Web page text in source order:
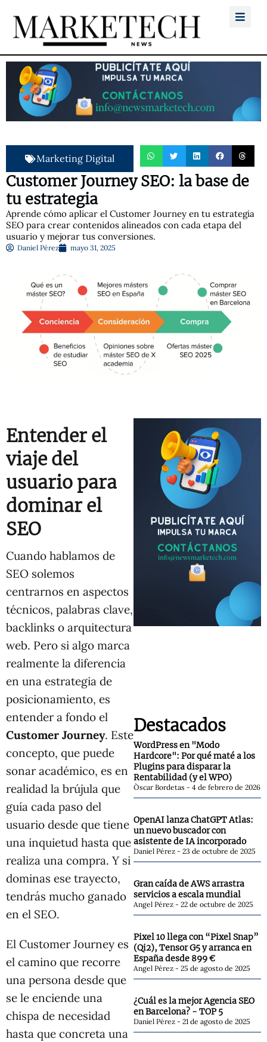
Marketing Digital
Customer Journey SEO: la base de
tu estrategia
Aprende cómo aplicar el Customer Journey en tu estrategia
SEO para crear contenidos alineados con cada etapa del
usuario y mejorar tus conversiones.
Daniel Pérez mayo 31, 2025
Entender el
viaje del
usuario para
dominar el
SEO
Cuando hablamos de
SEO solemos
centrarnos en aspectos
técnicos, palabras clave,
backlinks o arquitectura
web. Pero si algo marca
realmente la diferencia
en una estrategia de
posicionamiento, es
entender a fondo el
Customer Journey. Este
concepto, que puede
sonar académico, es en
realidad la brújula que
guía cada paso del
usuario desde que tiene
una inquietud hasta que
realiza una compra. Y si
dominas ese trayecto,
tendrás mucho ganado
en el SEO.
El Customer Journey es
el camino que recorre
una persona desde que
se le enciende una
chispa de necesidad
hasta que concreta una
Destacados
WordPress en "Modo
Hardcore": Por qué maté a los
Plugins para disparar la
Rentabilidad (y el WPO)
Òscar Bordetas 4 de febrero de 2026
OpenAI lanza ChatGPT Atlas:
un nuevo buscador con
asistente de IA incorporado
Daniel Pérez 23 de octubre de 2025
Gran caída de AWS arrastra
servicios a escala mundial
Angel Pérez 22 de octubre de 2025
Pixel 10 llega con “Pixel Snap”
(Qi2), Tensor G5 y arranca en
España desde 899 €
Angel Pérez 25 de agosto de 2025
¿Cuál es la mejor Agencia SEO
en Barcelona? - TOP 5
Daniel Pérez 21 de agosto de 2025